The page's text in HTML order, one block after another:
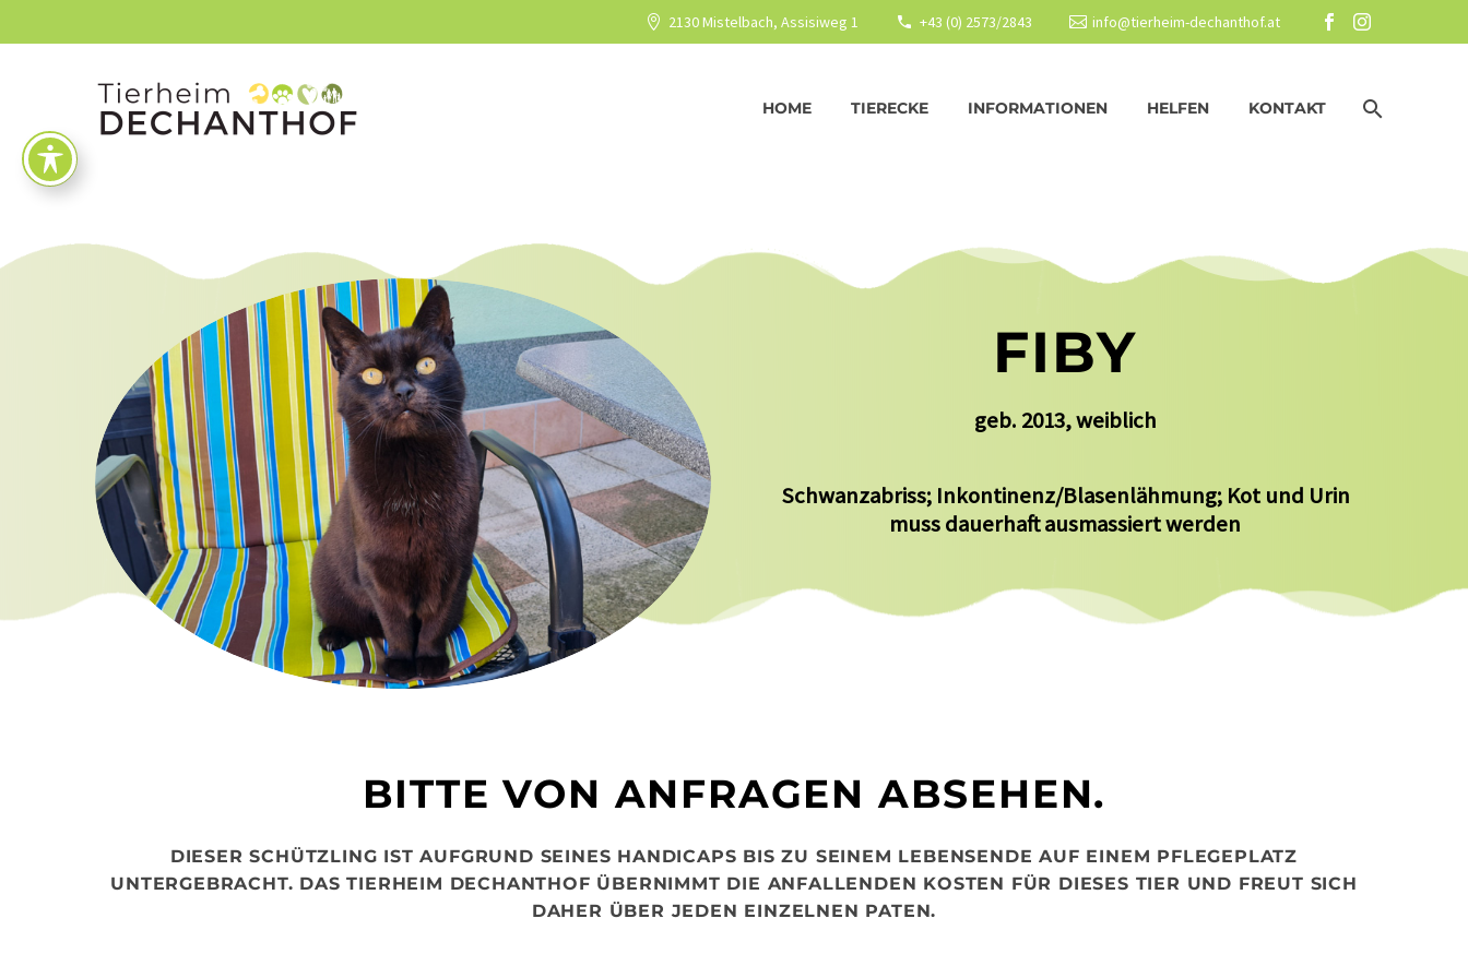
2130 Mistelbach, Assisiweg 1 +43 (0) 2573/2843 info@tierheim-dechanthof.at
HOME TIERECKE INFORMATIONEN HELFEN KONTAKT
FIBY
geb. 2013,weiblich
Schwanzabriss; Inkontinenz/Blasenlähmung; Kot und Urin
muss dauerhaft ausmassiert werden
BITTE VON ANFRAGEN ABSEHEN.
DIESER SCHÜTZLING IST AUFGRUND SEINES HANDICAPS BIS ZU SEINEM LEBENSENDE AUF EINEM PFLEGEPLATZ
UNTERGEBRACHT. DAS TIERHEIM DECHANTHOF ÜBERNIMMT DIE ANFALLENDEN KOSTEN FÜR DIESES TIER UND FREUT SICH
DAHER ÜBER JEDEN EINZELNEN PATEN.